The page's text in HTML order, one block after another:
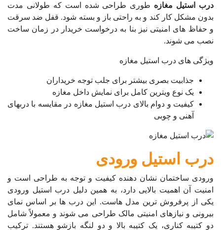
درب استیل مغازه طوری طراحی شده است که طولانی‌ مدت
بدون مشکل کار کند و به راحتی باز و بسته شود. قفل ضد سرقت
و حفاظ های امنیتی نیز بنا به درخواست خریدار در زمان ساخت
نصب می شوند.
ویژگی های درب استیل مغازه
جذابیت بصری بیشتر برای جلب توجه خریداران
یک نوع ویترین کامل برای نمایش داخل مغازه
کیفیت و دوام بالای درب استیل مغازه در مقایسه با دربهای
آهنی و چوبی
درب استیل ورودی
ورودی ساختمان نشان دهنده کیفیت و توجه به طراحی است و
امنیت آن اهمیت بالایی دارد، به همین دلیل درب استیل ورودی
یکی از پرفروش ترین مدل هاست. این درب ها بر اساس نمای
بیرونی و نیازهای امنیتی مالک طراحی می شوند و معمولاً شامل
دو کتیبه کناری، یک کتیبه بالا و دو لنگه بازشو هستند. ترکیب